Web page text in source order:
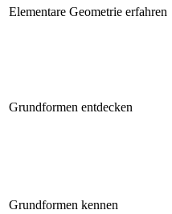
Elementare Geometrie erfahren
Grundformen entdecken
Grundformen kennen